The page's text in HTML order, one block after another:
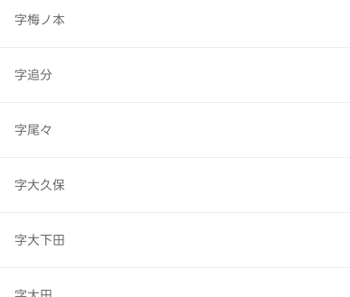
字梅ノ本
字追分
字尾々
字大久保
字大下田